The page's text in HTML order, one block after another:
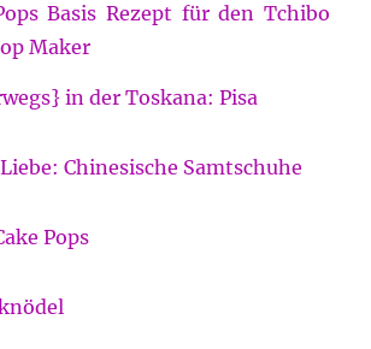
Basis Rezept für den Tchibo
Maker
in der Toskana: Pisa
Chinesische Samtschuhe
Pops